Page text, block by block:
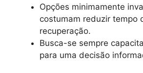
Opções minimamente
costumam reduzir tempo
recuperação.
Busca-se sempre
para uma decisão